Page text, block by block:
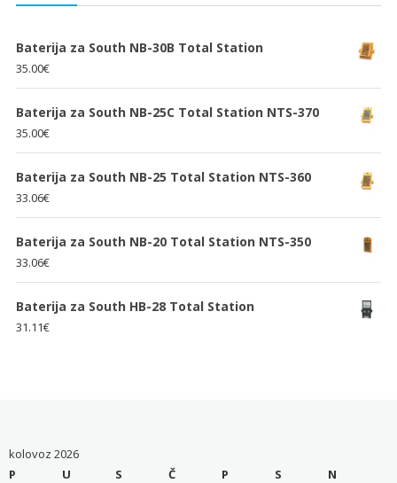
Baterija za South NB-30B Total Station
35.00€
Baterija za South NB-25C Total Station NTS-370
35.00€
Baterija za South NB-25 Total Station NTS-360
33.06€
Baterija za South NB-20 Total Station NTS-350
33.06€
Baterija za South HB-28 Total Station
31.11€
kolovoz 2026
P
U S Č P S
N